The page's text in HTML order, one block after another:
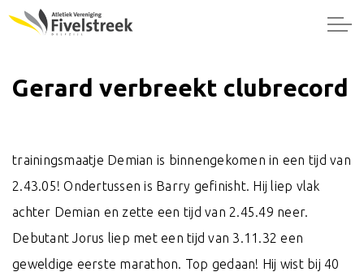
Gerard verbreekt clubrecord
trainingsmaatje Demian is binnengekomen in een tijd van
2.43.05! Ondertussen is Barry gefinisht. Hij liep vlak
achter Demian en zette een tijd van 2.45.49 neer.
Debutant Jorus liep met een tijd van 3.11.32 een
geweldige eerste marathon. Top gedaan! Hij wist bij 40